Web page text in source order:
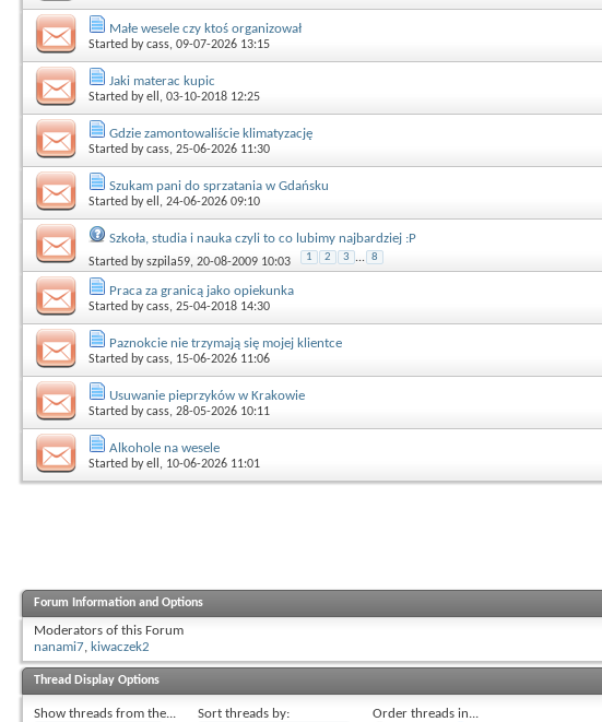
Małe wesele czy ktoś organizował
Started bycass, 09-07-2026 13:15
Jaki materac kupic
Started byell , 03-10-2018 12:25
Gdzie zamontowaliście klimatyzację
Started bycass, 25-06-2026 11:30
Szukam pani do sprzatania w Gdańsku
Started byell , 24-06-2026 09:10
Szkoła, studia i nauka czyli to co lubimy najbardziej :P
Started byszpila59, 20-08-2009 10:03 1 2 3 ... 8
Praca za granicą jako opiekunka
Started bycass, 25-04-2018 14:30
Paznokcie nie trzymają się mojej klientce
Started bycass, 15-06-2026 11:06
Usuwanie pieprzyków w Krakowie
Started bycass, 28-05-2026 10:11
Alkohole na wesele
Started byell , 10-06-2026 11:01
Forum Information and Options
Moderators of this Forum
nanami7, kiwaczek2
Thread Display Options
Show threads from the... Sort threads by:
Order threads in...